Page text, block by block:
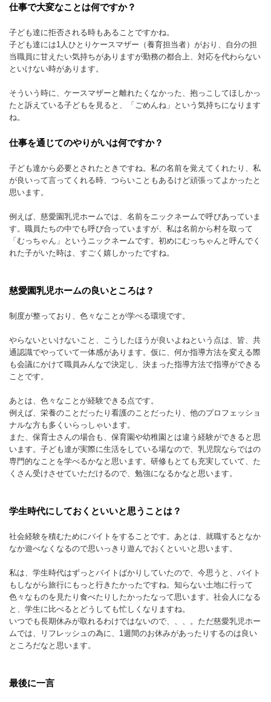
仕事で大変なことは何ですか？
子ども達に拒否される時もあることですかね。
子ども達には1人ひとりケースマザー（養育担当者）がおり、自分の担
当職員に甘えたい気持ちがありますが勤務の都合上、対応を代わらない
といけない時があります。
そういう時に、ケースマザーと離れたくなかった、抱っこしてほしかっ
たと訴えている子どもを見ると、「ごめんね」という気持ちになります
ね。
仕事を通じてのやりがいは何ですか？
子ども達から必要とされたときですね。私の名前を覚えてくれたり、私
が良いって言ってくれる時、つらいこともあるけど頑張ってよかったと
思います。
例えば、慈愛園乳児ホームでは、名前をニックネームで呼びあっていま
す。職員たちの中でも呼び合っていますが、私は名前から村を取って
「むっちゃん」というニックネームです。初めにむっちゃんと呼んでく
れた子がいた時は、すごく嬉しかったですね。
慈愛園乳児ホームの良いところは？
制度が整っており、色々なことが学べる環境です。
やらないといけないこと、こうしたほうが良いよねという点は、皆、共
通認識でやっていて一体感があります。仮に、何か指導方法を変える際
も会議にかけて職員みんなで決定し、決まった指導方法で指導ができる
ことです。
あとは、色々なことが経験できる点です。
例えば、栄養のことだったり看護のことだったり、他のプロフェッショ
ナルな方も多くいらっしゃいます。
また、保育士さんの場合も、保育園や幼稚園とは違う経験ができると思
います。子ども達が実際に生活をしている場なので、乳児院ならではの
専門的なことを学べるかなと思います。研修もとても充実していて、た
くさん受けさせていただけるので、勉強になるかなと思います。
学生時代にしておくといいと思うことは？
社会経験を積むためにバイトをすることです。あとは、就職するとなか
なか遊べなくなるので思いっきり遊んでおくといいと思います。
私は、学生時代はずっとバイトばかりしていたので、今思うと、バイト
もしながら旅行にもっと行きたかったですね。知らない土地に行って
色々なものを見たり食べたりしたかったなって思います。社会人になる
と、学生に比べるとどうしても忙しくなりますね。
いつでも長期休みが取れるわけではないので、、、。ただ慈愛乳児ホー
ムでは、リフレッシュの為に、1週間のお休みがあったりするのは良い
ところだなと思います。
最後に一言